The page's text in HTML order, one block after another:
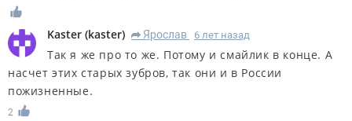
Kaster (kaster) R Ярослав 6 лет назад
Так я же про то же. Потому и смайлик в конце. А
насчет этих старых зубров, так они и в России
пожизненные.
2